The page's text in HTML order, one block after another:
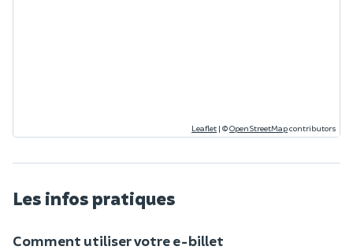
Leaflet | ©OpenStreetMapcontributors
Les infos pratiques
Comment utiliser votre e-billet